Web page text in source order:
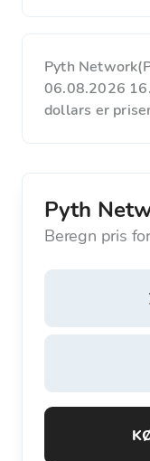
Pyth
06.08.2026
dollars er
Pyth
Beregn pris